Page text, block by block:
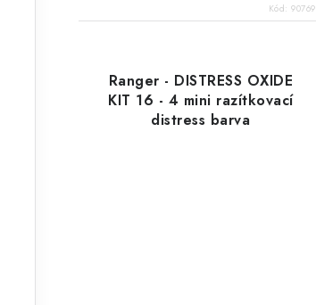
Kód:90769
Ranger - DISTRESS OXIDE
KIT 16 - 4 mini razítkovací
distress barva